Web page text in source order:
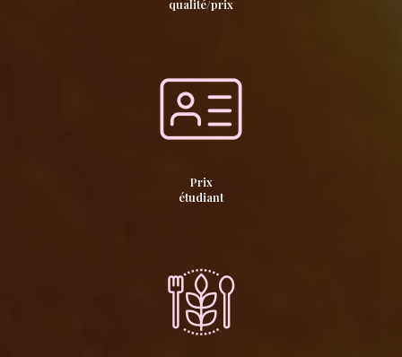
qualité/prix
Prix
étudiant